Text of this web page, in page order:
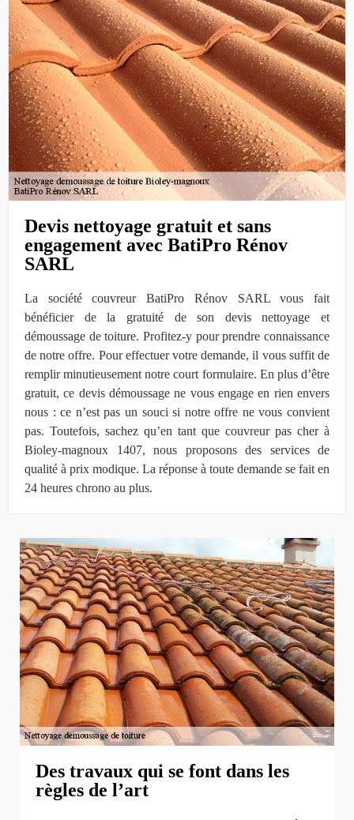
Devis nettoyage gratuit et sans
engagement avec BatiPro Rénov
SARL
La société couvreur BatiPro Rénov SARL vous fait
bénéficier de la gratuité de son devis nettoyage et
démoussage de toiture. Profitez-y pour prendre connaissance
de notre offre. Pour effectuer votre demande, il vous suffit de
remplir minutieusement notre court formulaire. En plus d’être
gratuit, ce devis démoussage ne vous engage en rien envers
nous : ce n’est pas un souci si notre offre ne vous convient
pas. Toutefois, sachez qu’en tant que couvreur pas cher à
Bioley-magnoux 1407, nous proposons des services de
qualité à prix modique. La réponse à toute demande se fait en
24 heures chrono au plus.
Des travaux qui se font dans les
règles de l’art